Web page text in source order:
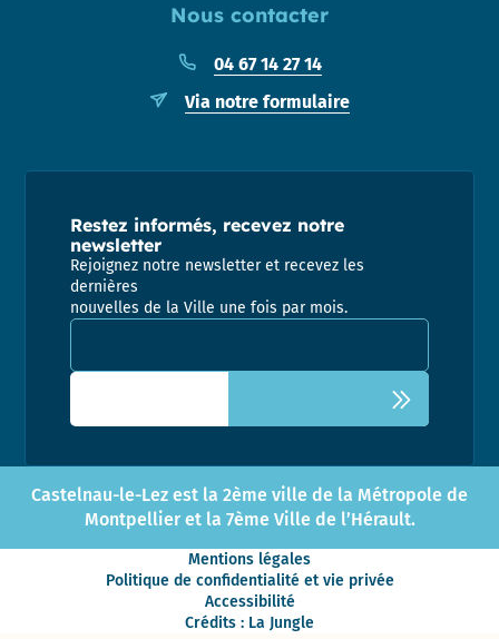
Nous contacter
04 67 14 27 14
Via notre formulaire
Restez informés, recevez notre
newsletter
Rejoignez notre newsletter et recevez les
dernières
nouvelles de la Ville une fois par mois.
Adresse email pour la newsletter
Castelnau-le-Lez est la 2ème ville de la Métropole de
Montpellier et la 7ème Ville de l’Hérault.
Mentions légales
Politique de confidentialité et vie privée
Accessibilité
Crédits : La Jungle